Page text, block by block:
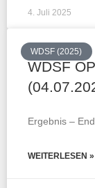
4. Juli 2025
WDSF (2025)
WDSF
Ergebnis –
WEITERLESEN »